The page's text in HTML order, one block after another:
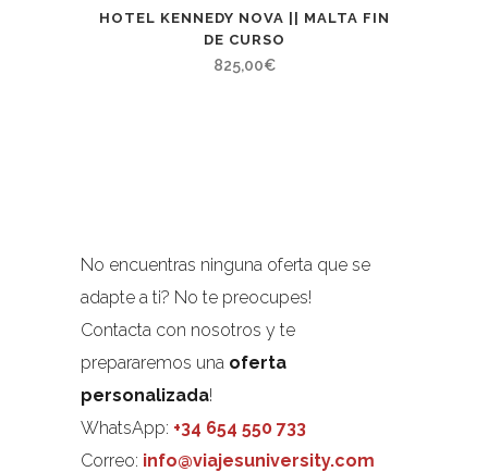
HOTEL KENNEDY NOVA || MALTA FIN
DE CURSO
825,00€
No encuentras ninguna oferta que se
adapte a ti? No te preocupes!
Contacta con nosotros y te
prepararemos una oferta
personalizada!
WhatsApp: +34 654 550 733
Correo: info@viajesuniversity.com